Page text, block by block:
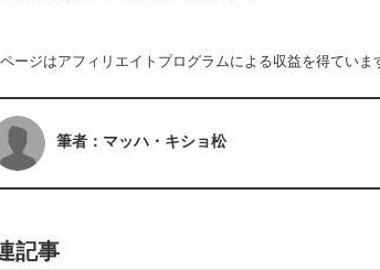
ージはアフィリエイトプログラムによる収益を得ていま
筆者：マッハ・キショ松
記事